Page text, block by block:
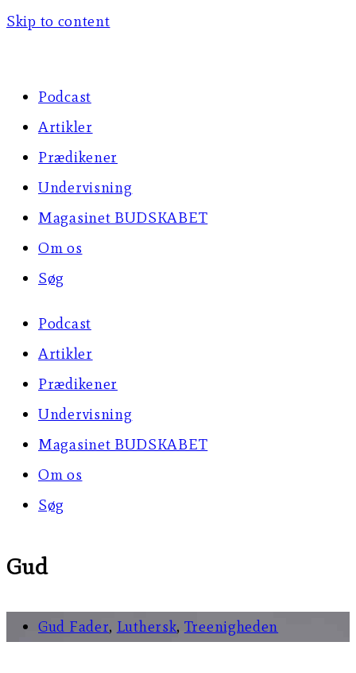
Skip to content
Podcast
Artikler
Prædikener
Undervisning
Magasinet BUDSKABET
Om os
Søg
Podcast
Artikler
Prædikener
Undervisning
Magasinet BUDSKABET
Om os
Søg
Gud
Gud Fader, Luthersk, Treenigheden